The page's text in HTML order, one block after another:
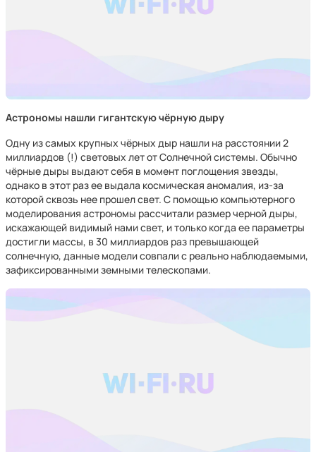
Астрономы нашли гигантскую чёрную дыру
Одну из самых крупных чёрных дыр нашли на расстоянии 2
миллиардов (!) световых лет от Солнечной системы. Обычно
чёрные дыры выдают себя в момент поглощения звезды,
однако в этот раз ее выдала космическая аномалия, из-за
которой сквозь нее прошел свет. С помощью компьютерного
моделирования астрономы рассчитали размер черной дыры,
искажающей видимый нами свет, и только когда ее параметры
достигли массы, в 30 миллиардов раз превышающей
солнечную, данные модели совпали с реально наблюдаемыми,
зафиксированными земными телескопами.